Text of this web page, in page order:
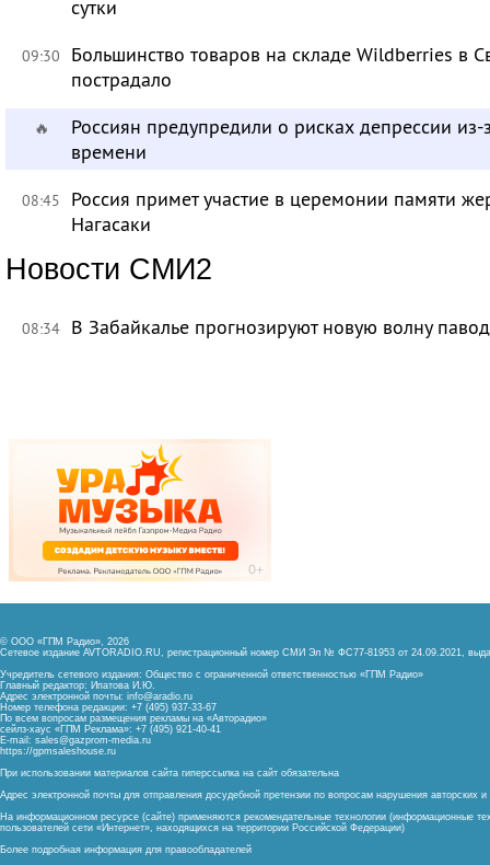
сутки
09:30
Большинство товаров на складе Wildberries в
пострадало
🔥
Россиян предупредили о рисках депрессии из-
времени
08:45
Россия примет участие в церемонии памяти
Нагасаки
Новости СМИ2
08:34 В Забайкалье прогнозируют новую волну
© ООО «ГПМ Радио», 2026
Сетевое издание AVTORADIO.RU, регистрационный номер СМИ Эл № ФС77-81953 от 24.09.2021,
Учредитель сетевого издания: Общество с ограниченной ответственностью «ГПМ Радио»
Главный редактор: Ипатова И.Ю.
Адрес электронной почты: info@aradio.ru
Номер телефона редакции: +7 (495) 937-33-67
По всем вопросам размещения рекламы на «Авторадио»
сейлз-хаус «ГПМ Реклама»: +7 (495) 921-40-41
E-mail: sales@gazprom-media.ru
https://gpmsaleshouse.ru
При использовании материалов сайта гиперссылка на сайт обязательна
Адрес электронной почты для отправления досудебной претензии по вопросам нарушения авторских
На информационном ресурсе (сайте) применяются рекомендательные технологии (информационные
пользователей сети «Интернет», находящихся на территории Российской Федерации)
Более подробная информация для правообладателей